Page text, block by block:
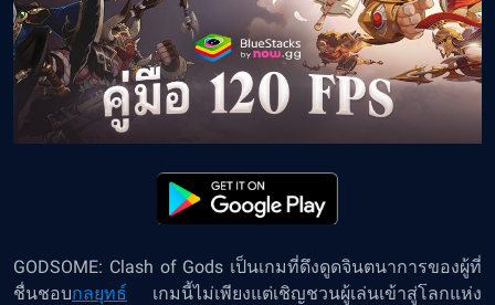
GODSOME: Clash of Gods เป็นเกมที่ดึงดูดจินตนาการของผู้ที่
ชื่นชอบกลยุทธ์ เกมนี้ไม่เพียงแต่เชิญชวนผู้เล่นเข้าสู่โลกแห่ง